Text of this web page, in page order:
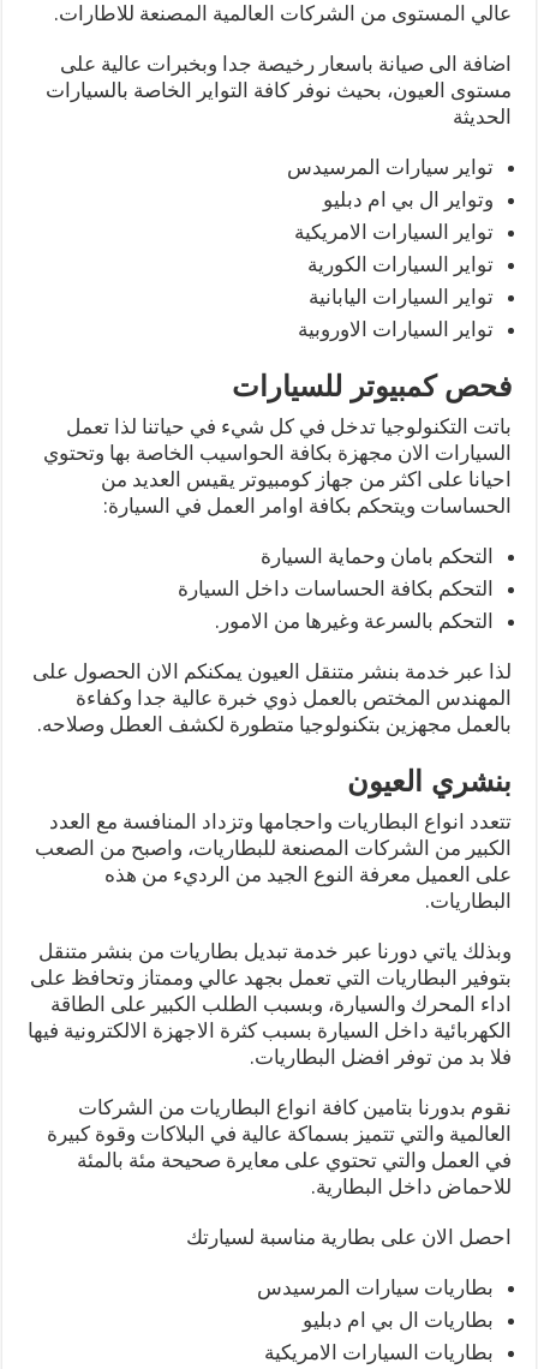
عالي المستوى من الشركات العالمية المصنعة للاطارات.
اضافة الى صيانة باسعار رخيصة جدا وبخبرات عالية على
مستوى العيون، بحيث نوفر كافة التواير الخاصة بالسيارات
الحديثة
تواير سيارات المرسيدس
وتواير ال بي ام دبليو
تواير السيارات الامريكية
تواير السيارات الكورية
تواير السيارات اليابانية
تواير السيارات الاوروبية
فحص كمبيوتر للسيارات
باتت التكنولوجيا تدخل في كل شيء في حياتنا لذا تعمل
السيارات الان مجهزة بكافة الحواسيب الخاصة بها وتحتوي
احيانا على اكثر من جهاز كومبيوتر يقيس العديد من
الحساسات ويتحكم بكافة اوامر العمل في السيارة:
التحكم بامان وحماية السيارة
التحكم بكافة الحساسات داخل السيارة
التحكم بالسرعة وغيرها من الامور.
لذا عبر خدمة بنشر متنقل العيون يمكنكم الان الحصول على
المهندس المختص بالعمل ذوي خبرة عالية جدا وكفاءة
بالعمل مجهزين بتكنولوجيا متطورة لكشف العطل وصلاحه.
بنشري العيون
تتعدد انواع البطاريات واحجامها وتزداد المنافسة مع العدد
الكبير من الشركات المصنعة للبطاريات، واصبح من الصعب
على العميل معرفة النوع الجيد من الرديء من هذه
البطاريات.
وبذلك ياتي دورنا عبر خدمة تبديل بطاريات من بنشر متنقل
بتوفير البطاريات التي تعمل بجهد عالي وممتاز وتحافظ على
اداء المحرك والسيارة، وبسبب الطلب الكبير على الطاقة
الكهربائية داخل السيارة بسبب كثرة الاجهزة الالكترونية فيها
فلا بد من توفر افضل البطاريات.
نقوم بدورنا بتامين كافة انواع البطاريات من الشركات
العالمية والتي تتميز بسماكة عالية في البلاكات وقوة كبيرة
في العمل والتي تحتوي على معايرة صحيحة مئة بالمئة
للاحماض داخل البطارية.
احصل الان على بطارية مناسبة لسيارتك
بطاريات سيارات المرسيدس
بطاريات ال بي ام دبليو
بطاريات السيارات الامريكية